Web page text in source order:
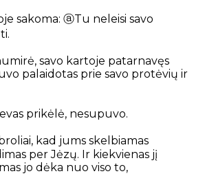
sakoma: ⓐTu neleisi savo
savo kartoje patarnavęs
palaidotas prie savo protėvių ir
prikėlė, nesupuvo.
kad jums skelbiamas
per Jėzų. Ir kiekvienas jį
jo dėka nuo viso to,